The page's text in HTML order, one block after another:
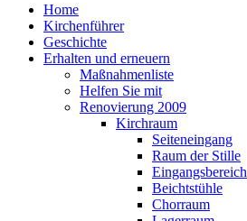
Home
Kirchenführer
Geschichte
Erhalten und erneuern
Maßnahmenliste
Helfen Sie mit
Renovierung 2009
Kirchraum
Seiteneingang
Raum der Stille
Eingangsbereich
Beichtstühle
Chorraum